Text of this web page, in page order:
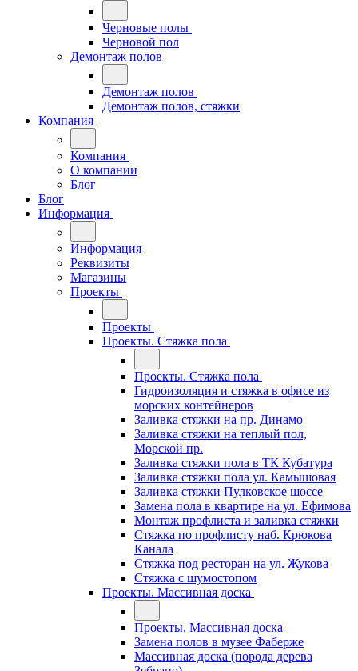
Черновые полы
Черновой пол
Демонтаж полов
Демонтаж полов
Демонтаж полов, стяжки
Компания
Компания
О компании
Блог
Блог
Информация
Информация
Реквизиты
Магазины
Проекты
Проекты
Проекты. Стяжка пола
Проекты. Стяжка пола
Гидроизоляция и стяжка в офисе из
морских контейнеров
Заливка стяжки на пр. Динамо
Заливка стяжки на теплый пол,
Морской пр.
Заливка стяжки пола в ТК Кубатура
Заливка стяжки пола ул. Камышовая
Заливка стяжки Пулковское шоссе
Замена пола в квартире на ул. Ефимова
Монтаж профлиста и заливка стяжки
Стяжка по профлисту наб. Крюкова
Канала
Стяжка под ресторан на ул. Жукова
Стяжка с шумостопом
Проекты. Массивная доска
Проекты. Массивная доска
Замена полов в музее Фаберже
Массивная доска (порода дерева